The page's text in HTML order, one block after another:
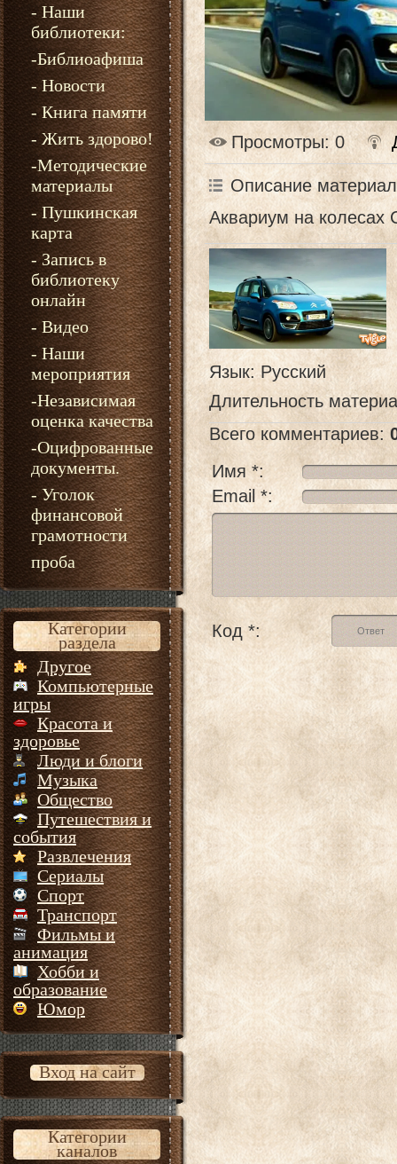
- Наши
библиотеки:
-Библиоафиша
- Новости
- Книга памяти
- Жить здорово!
-Методические
материалы
- Пушкинская
карта
- Запись в
библиотеку
онлайн
- Видео
- Наши
мероприятия
-Независимая
оценка качества
-Оцифрованные
документы.
- Уголок
финансовой
грамотности
проба
Категории
раздела
Другое
Компьютерные
игры
Красота и
здоровье
Люди и блоги
Музыка
Общество
Путешествия и
события
Развлечения
Сериалы
Спорт
Транспорт
Фильмы и
анимация
Хобби и
образование
Юмор
Вход на сайт
Категории
каналов
Просмотры: 0
Описание
Аквариум на колесах
Язык: Русский
Длительность
Всего комментариев:
Имя *:
Email *:
Код *: